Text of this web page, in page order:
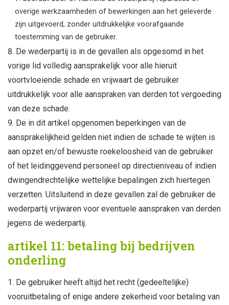
overige werkzaamheden of bewerkingen aan het geleverde
zijn uitgevoerd, zonder uitdrukkelijke voorafgaande
toestemming van de gebruiker.
De wederpartij is in de gevallen als opgesomd in het
vorige lid volledig aansprakelijk voor alle hieruit
voortvloeiende schade en vrijwaart de gebruiker
uitdrukkelijk voor alle aanspraken van derden tot vergoeding
van deze schade.
De in dit artikel opgenomen beperkingen van de
aansprakelijkheid gelden niet indien de schade te wijten is
aan opzet en/of bewuste roekeloosheid van de gebruiker
of het leidinggevend personeel op directieniveau of indien
dwingendrechtelijke wettelijke bepalingen zich hiertegen
verzetten. Uitsluitend in deze gevallen zal de gebruiker de
wederpartij vrijwaren voor eventuele aanspraken van derden
jegens de wederpartij.
artikel 11: betaling bij bedrijven
onderling
De gebruiker heeft altijd het recht (gedeeltelijke)
vooruitbetaling of enige andere zekerheid voor betaling van